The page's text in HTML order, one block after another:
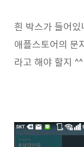
흰 박스가 들어
애플스토어의 문
라고 해야 할지 ^^